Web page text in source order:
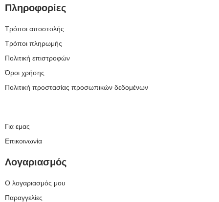
Πληροφορίες
Τρόποι αποστολής
Τρόποι πληρωμής
Πολιτική επιστροφών
Όροι χρήσης
Πολιτική προστασίας προσωπικών δεδομένων
Για εμας
Επικοινωνία
Λογαριασμός
Ο λογαριασμός μου
Παραγγελίες